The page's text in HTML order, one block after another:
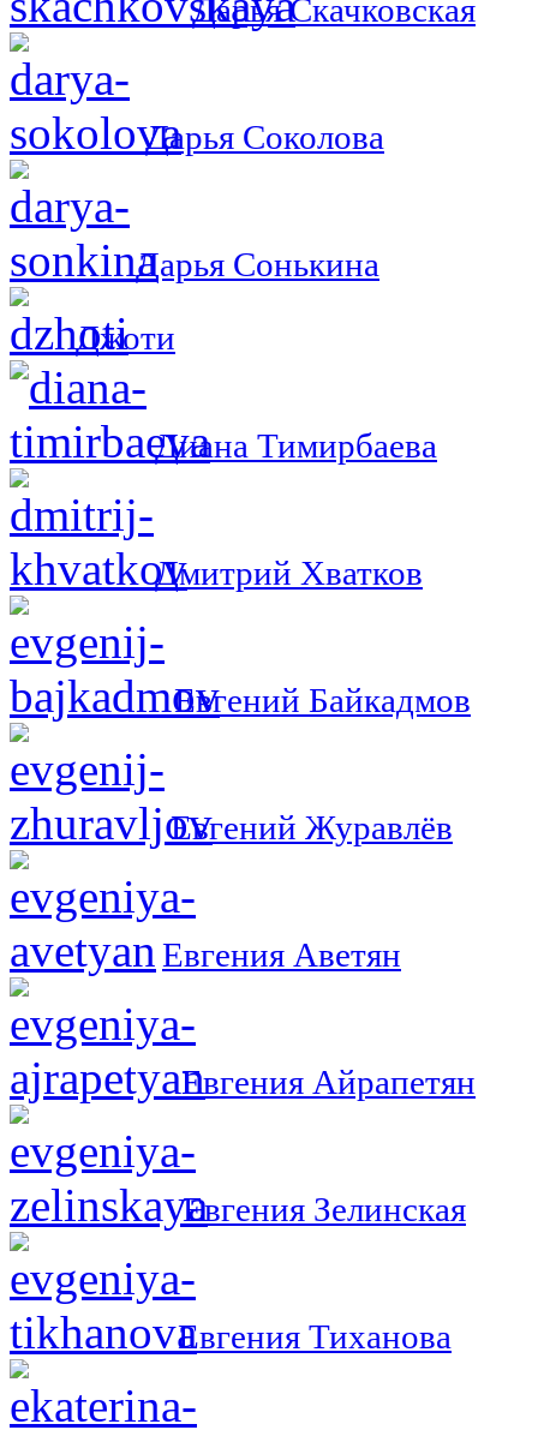
Дарья Скачковская
Дарья Соколова
Дарья Сонькина
Джоти
Диана Тимирбаева
Дмитрий Хватков
Евгений Байкадмов
Евгений Журавлёв
Евгения Аветян
Евгения Айрапетян
Евгения Зелинская
Евгения Тиханова